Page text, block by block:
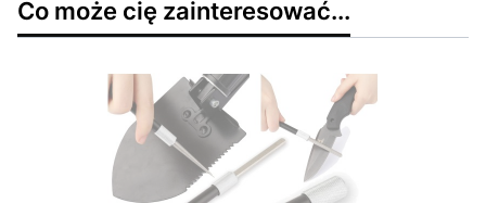
Co może cię zainteresować...